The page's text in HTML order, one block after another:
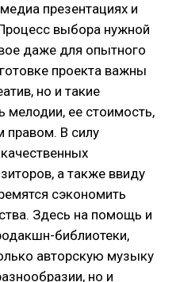
презентациях и
выбора нужной
даже для опытного
проекта важны
но и такие
мелодии, ее стоимость,
правом. В силу
а также ввиду
сэкономить
Здесь на помощь и
библиотеки,
авторскую музыку
но и